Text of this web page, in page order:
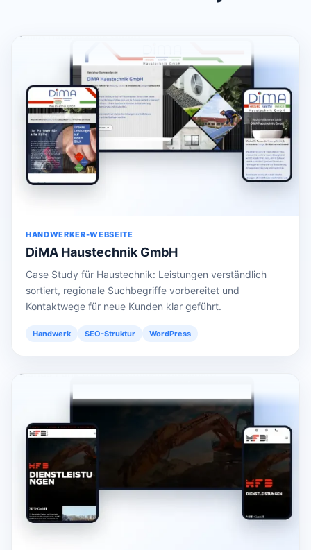
HANDWERKER-WEBSEITE
DiMA Haustechnik GmbH
Case Study für Haustechnik: Leistungen verständlich
sortiert, regionale Suchbegriffe vorbereitet und
Kontaktwege für neue Kunden klar geführt.
Handwerk SEO-Struktur WordPress